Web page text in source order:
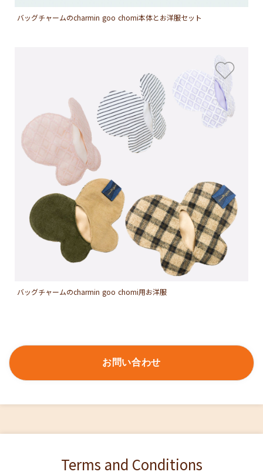
バッグチャームのcharmin goo chomi本体とお洋服セット
バッグチャームのcharmin goo chomi用お洋服
お問い合わせ
Terms and Conditions